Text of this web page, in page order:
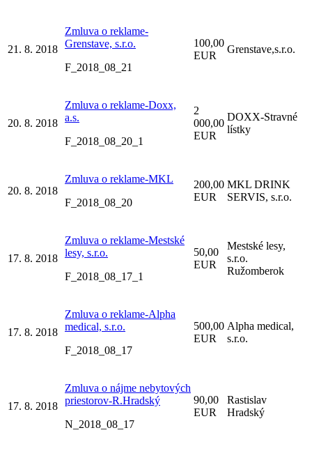
21. 8. 2018
Zmluva o reklame-
Grenstave, s.r.o.
F_2018_08_21
100,00
EUR
Grenstave,s.r.o.
20. 8. 2018
Zmluva o reklame-Doxx,
a.s.
F_2018_08_20_1
2
000,00
EUR
DOXX-Stravné
lístky
20. 8. 2018
Zmluva o reklame-MKL
F_2018_08_20
200,00
EUR
MKL DRINK
SERVIS, s.r.o.
17. 8. 2018
Zmluva o reklame-Mestské
lesy, s.r.o.
F_2018_08_17_1
50,00
EUR
Mestské lesy,
s.r.o.
Ružomberok
17. 8. 2018
Zmluva o reklame-Alpha
medical, s.r.o.
F_2018_08_17
500,00
EUR
Alpha medical,
s.r.o.
17. 8. 2018
Zmluva o nájme nebytových
priestorov-R.Hradský
N_2018_08_17
90,00
EUR
Rastislav
Hradský